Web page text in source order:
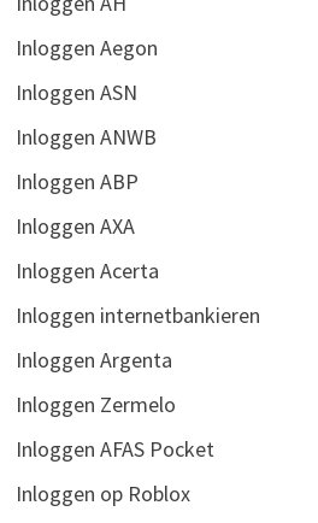
Inloggen Aegon
Inloggen ASN
Inloggen ANWB
Inloggen ABP
Inloggen AXA
Inloggen Acerta
Inloggen internetbankieren
Inloggen Argenta
Inloggen Zermelo
Inloggen AFAS Pocket
Inloggen op Roblox